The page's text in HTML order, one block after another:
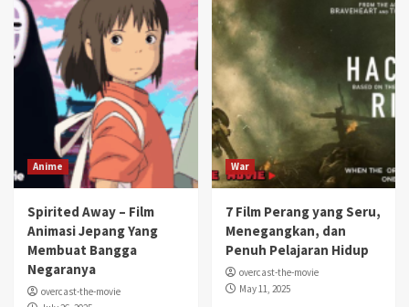
Anime
Spirited Away – Film
Animasi Jepang Yang
Membuat Bangga
Negaranya
overcast-the-movie
War
7 Film Perang yang Seru,
Menegangkan, dan
Penuh Pelajaran Hidup
overcast-the-movie
May 11, 2025